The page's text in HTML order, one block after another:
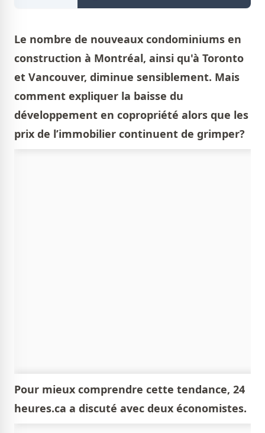
Le nombre de nouveaux condominiums en
construction à Montréal, ainsi qu'à Toronto
et Vancouver, diminue sensiblement. Mais
comment expliquer la baisse du
développement en copropriété alors que les
prix de l’immobilier continuent de grimper?
Pour mieux comprendre cette tendance, 24
heures.ca a discuté avec deux économistes.